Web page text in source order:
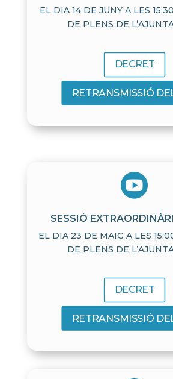
EL DIA 14 DE JUNY A LES
DE PLENS DE
DECRET
RETRANSMISSIÓ

SESSIÓ
EL DIA 23 DE MAIG A LES
DE PLENS DE
DECRET
RETRANSMISSIÓ